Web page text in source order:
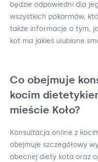
będzie odpowiedni dla
wszystkich pokarmów,
także informacje o tym,
kot ma jakieś ulubione
Co obejmuje
kocim
mieście Koło?
Konsultacja online z
obejmuje szczegółowy
obecnej diety kota oraz